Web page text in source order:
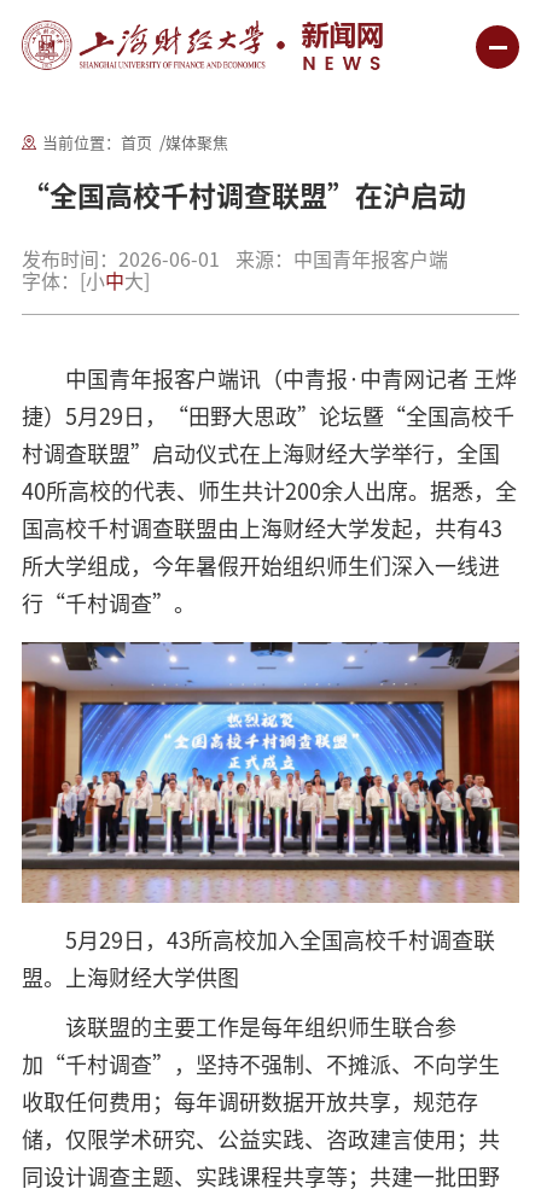
当前位置：首页 媒体聚焦
“全国高校千村调查联盟”在沪启动
发布时间：2026-06-01
来源：中国青年报客户端
字体：
小中大
中国青年报客户端讯（中青报·中青网记者 王烨
捷）5月29日，“田野大思政”论坛暨“全国高校千
村调查联盟”启动仪式在上海财经大学举行，全国
40所高校的代表、师生共计200余人出席。据悉，全
国高校千村调查联盟由上海财经大学发起，共有43
所大学组成，今年暑假开始组织师生们深入一线进
行“千村调查”。
5月29日，43所高校加入全国高校千村调查联
盟。上海财经大学供图
该联盟的主要工作是每年组织师生联合参
加“千村调查”，坚持不强制、不摊派、不向学生
收取任何费用；每年调研数据开放共享，规范存
储，仅限学术研究、公益实践、咨政建言使用；共
同设计调查主题、实践课程共享等；共建一批田野